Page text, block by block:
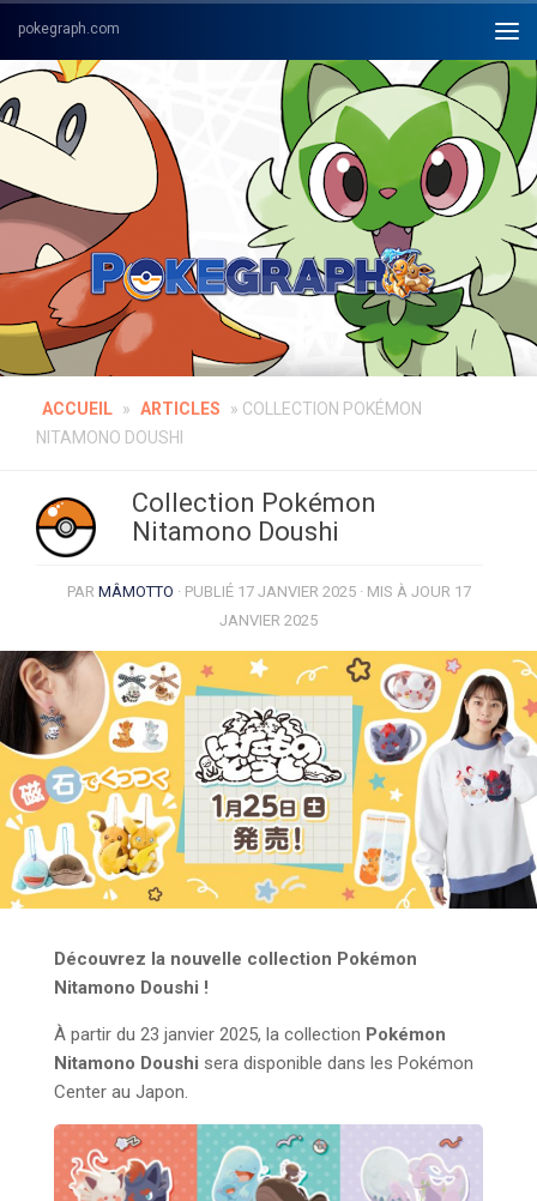
Skip to content
ACCUEIL » ARTICLES » COLLECTION POKÉMON
NITAMONO DOUSHI
Collection Pokémon
Nitamono Doushi
PAR MÂMOTTO · PUBLIÉ 17 JANVIER 2025· MIS À JOUR 17
JANVIER 2025
Découvrez la nouvelle collection Pokémon
Nitamono Doushi !
À partir du 23 janvier 2025, la collection Pokémon
Nitamono Doushi sera disponible dans les Pokémon
Center au Japon.